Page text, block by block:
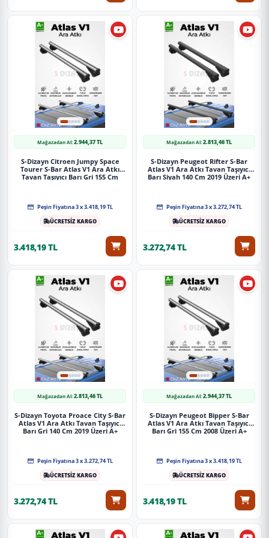
Mağazadan Al:2.944,37 TL
S-Dizayn Citroen Jumpy Space
Tourer S-Bar Atlas V1 Ara Atkı
Tavan Taşıyıcı Barı Gri 155 Cm
Peşin Fiyatına 3 x 3.418,19 TL
ÜCRETSİZ KARGO
3.418,19 TL
Mağazadan Al:2.813,46 TL
S-Dizayn Peugeot Rifter S-Bar
Atlas V1 Ara Atkı Tavan Taşıyıcı
Barı Siyah 140 Cm 2019 Üzeri A+
Peşin Fiyatına 3 x 3.272,74 TL
ÜCRETSİZ KARGO
3.272,74 TL
Mağazadan Al:2.813,46 TL
S-Dizayn Toyota Proace City S-Bar
Atlas V1 Ara Atkı Tavan Taşıyıcı
Barı Gri 140 Cm 2019 Üzeri A+
Peşin Fiyatına 3 x 3.272,74 TL
ÜCRETSİZ KARGO
3.272,74 TL
Mağazadan Al:2.944,37 TL
S-Dizayn Peugeot Bipper S-Bar
Atlas V1 Ara Atkı Tavan Taşıyıcı
Barı Gri 155 Cm 2008 Üzeri A+
Peşin Fiyatına 3 x 3.418,19 TL
ÜCRETSİZ KARGO
3.418,19 TL